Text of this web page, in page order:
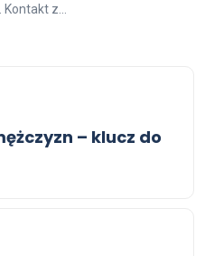
z...
– klucz do